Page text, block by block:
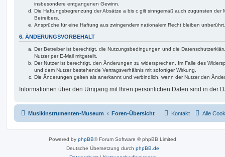
insbesondere entgangenen Gewinn.
Die Haftungsbegrenzung der Absätze a bis c gilt sinngemäß auch zugunsten der
Betreibers.
Ansprüche für eine Haftung aus zwingendem nationalem Recht bleiben unberührt.
6. ÄNDERUNGSVORBEHALT
Der Betreiber ist berechtigt, die Nutzungsbedingungen und die
Nutzer per E-Mail mitgeteilt.
Der Nutzer ist berechtigt, den Änderungen zu widersprechen. Im Falle des
und dem Nutzer bestehende Vertragsverhältnis mit sofortiger Wirkung.
Die Änderungen gelten als anerkannt und verbindlich, wenn der Nutzer den
Informationen über den Umgang mit Ihren persönlichen Daten sind in der
Musikinstrumenten-Museum Foren-Übersicht Alle
Kontakt
Powered by phpBB® Forum Software © phpBB Limited
Deutsche Übersetzung durch phpBB.de